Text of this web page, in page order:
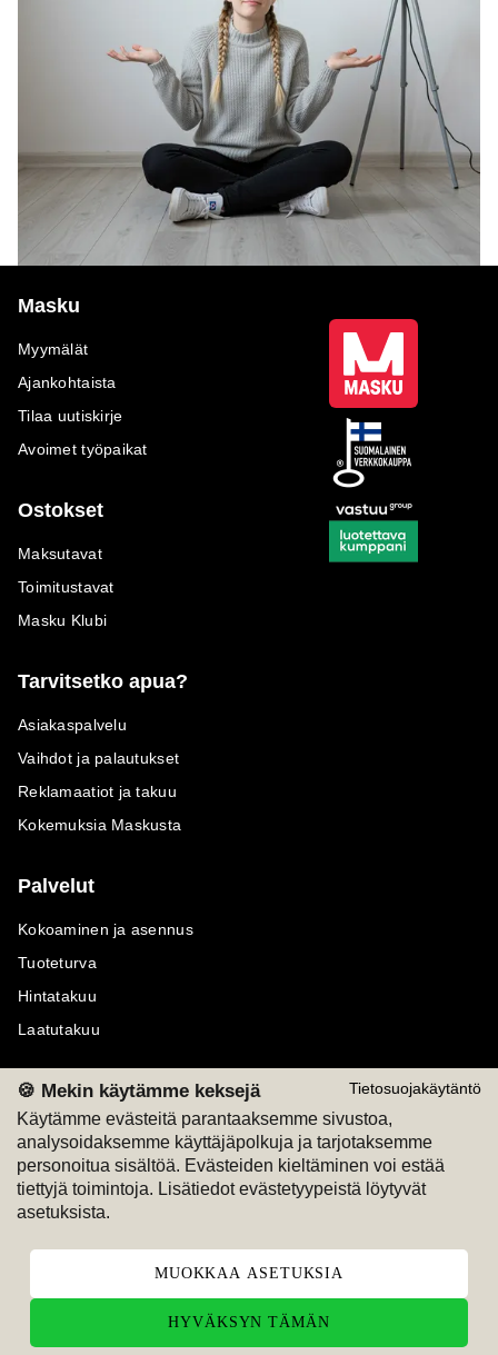
Tietosuojakäytäntö
🍪 Mekin käytämme keksejä
Käytämme evästeitä parantaaksemme sivustoa,
analysoidaksemme käyttäjäpolkuja ja tarjotaksemme
personoitua sisältöä. Evästeiden kieltäminen voi estää
tiettyjä toimintoja. Lisätiedot evästetyypeistä löytyvät
asetuksista.
MUOKKAA ASETUKSIA
HYVÄKSYN TÄMÄN
Masku
Myymälät
Ajankohtaista
Tilaa uutiskirje
Avoimet työpaikat
Ostokset
Maksutavat
Toimitustavat
Masku Klubi
Tarvitsetko apua?
Asiakaspalvelu
Vaihdot ja palautukset
Reklamaatiot ja takuu
Kokemuksia Maskusta
Palvelut
Kokoaminen ja asennus
Tuoteturva
Hintatakuu
Laatutakuu
Maksutavat
M
Seuraa meitä